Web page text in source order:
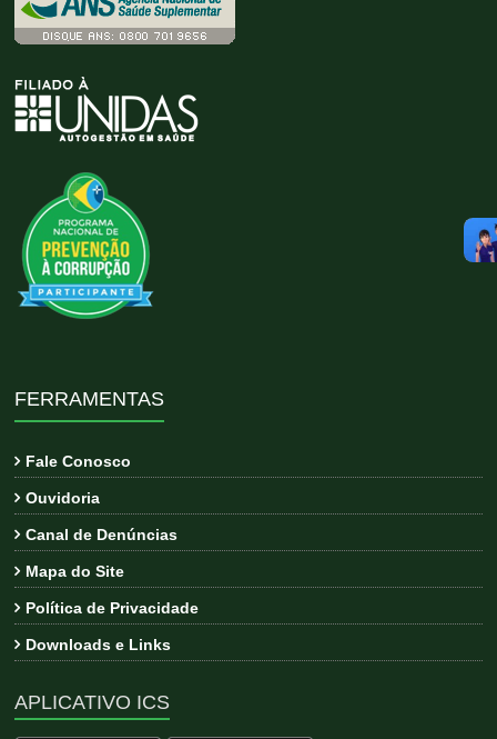
FERRAMENTAS
Fale Conosco
Ouvidoria
Canal de Denúncias
Mapa do Site
Política de Privacidade
Downloads e Links
APLICATIVO ICS